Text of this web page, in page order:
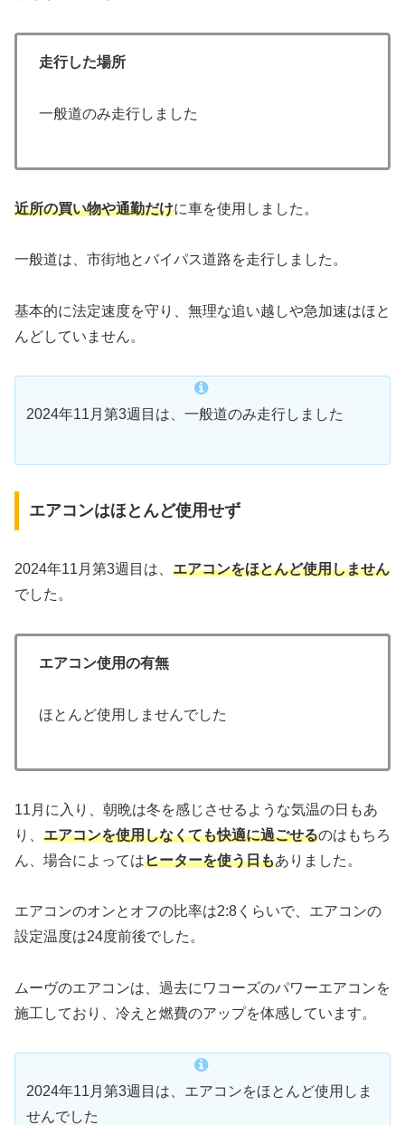
走行した場所
一般道のみ走行しました
近所の買い物や通勤だけに車を使用しました。
一般道は、市街地とバイパス道路を走行しました。
基本的に法定速度を守り、無理な追い越しや急加速はほと
んどしていません。
2024年11月第3週目は、一般道のみ走行しました
エアコンはほとんど使用せず
2024年11月第3週目は、 エアコンをほとんど使用しません
でした。
エアコン使用の有無
ほとんど使用しませんでした
11月に入り、朝晩は冬を感じさせるような気温の日もあ
り、 エアコンを使用しなくても快適に過ごせるのはもちろ
ん、場合によってはヒーターを使う日もありました。
エアコンのオンとオフの比率は2:8くらいで、エアコンの
設定温度は24度前後でした。
ムーヴのエアコンは、過去にワコーズのパワーエアコンを
施工しており、冷えと燃費のアップを体感しています。
2024年11月第3週目は、エアコンをほとんど使用しま
せんでした